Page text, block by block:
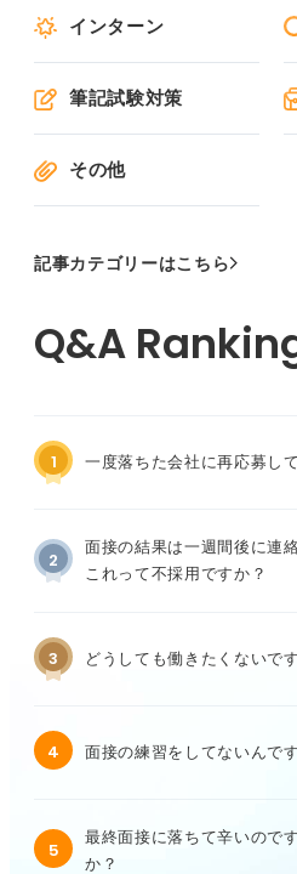
インターン
筆記試験対策
その他
記事カテゴリーはこちら
1 一度落ちた会社に再応募し
2
面接の結果は一週間後に連
これって不採用ですか？
3 どうしても働きたくないで
4 面接の練習をしてないんで
5
最終面接に落ちて辛いので
か？